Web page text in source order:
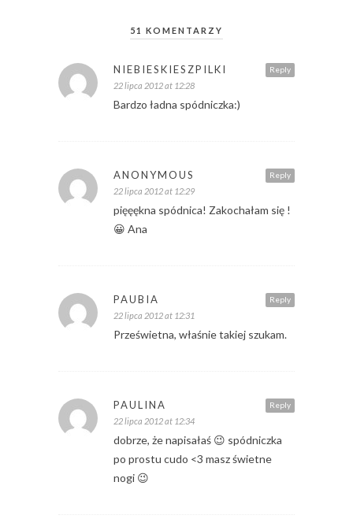
51 KOMENTARZY
Reply
NIEBIESKIESZPILKI
22 lipca 2012 at 12:28
Bardzo ładna spódniczka:)
Reply
ANONYMOUS
22 lipca 2012 at 12:29
pięęękna spódnica! Zakochałam się !
😀 Ana
Reply
PAUBIA
22 lipca 2012 at 12:31
Prześwietna, właśnie takiej szukam.
Reply
PAULINA
22 lipca 2012 at 12:34
dobrze, że napisałaś 😉 spódniczka
po prostu cudo <3 masz świetne
nogi 😉